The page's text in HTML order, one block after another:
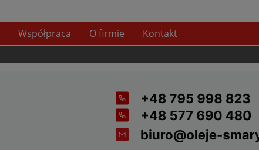
Współpraca O firmie Kontakt